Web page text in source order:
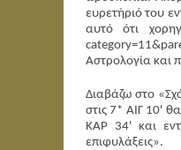
ευρετήριό του
αυτό ότι
Αστρολογία και
Διαβάζω στο
στις 7* ΑΙΓ 10'
ΚΑΡ 34' και
επιφυλάξεις».